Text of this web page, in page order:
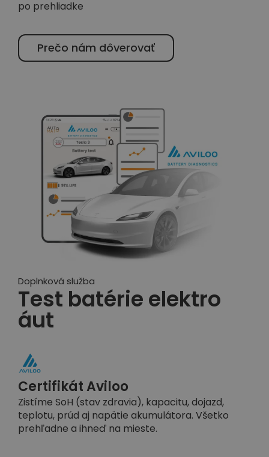
po prehliadke
Prečo nám dôverovať
Doplnková služba
Test batérie elektro
áut
Certifikát Aviloo
Zistíme SoH (stav zdravia), kapacitu, dojazd,
teplotu, prúd aj napätie akumulátora. Všetko
prehľadne a ihneď na mieste.